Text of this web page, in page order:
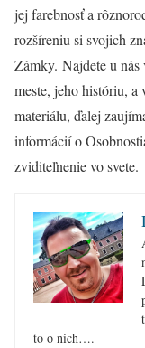
jej farebnosť a
rozšíreniu si svojich
Zámky. Najdete u nás
meste, jeho históriu,
materiálu, ďalej
informácií o
zviditeľnenie vo svete.
to o nich….